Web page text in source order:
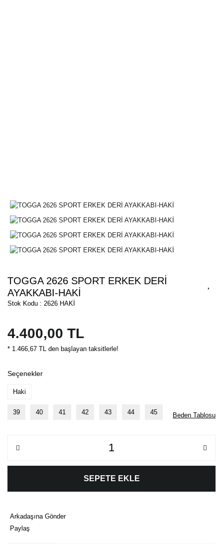
TOGGA 2626 SPORT ERKEK DERİ
AYAKKABI-HAKİ
Stok Kodu : 2626 HAKİ
4.400,00 TL
* 1.466,67 TL den başlayan taksitlerle!
Seçenekler
Haki
39 40 41 42 43 44 45 Beden Tablosu
SEPETE EKLE
Arkadaşına Gönder
Paylaş